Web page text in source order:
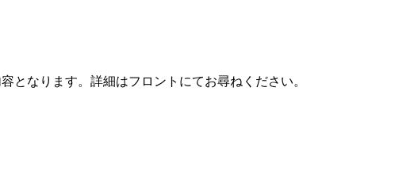
なります。詳細はフロントにてお尋ねください。